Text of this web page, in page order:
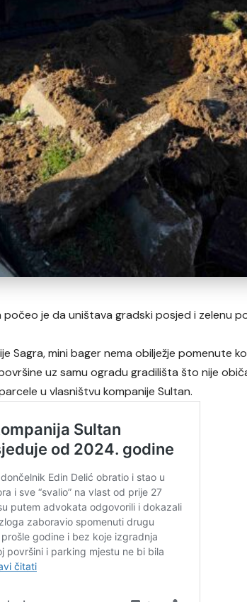
počeo je da uništava gradski posjed i zelenu
Sagra, mini bager nema obilježje pomenute
uz samu ogradu gradilišta što nije
u vlasništvu kompanije Sultan.